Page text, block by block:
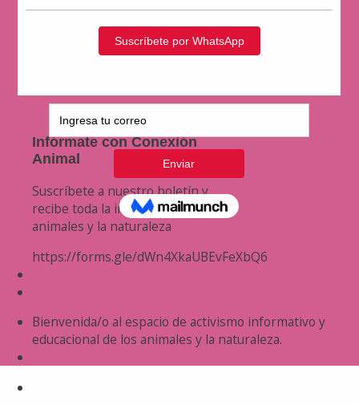
Infórmate con Conexión
Animal
Suscríbete a nuestro boletín y
recibe toda la información de los
animales y la naturaleza
https://forms.gle/dWn4XkaUBEvFeXbQ6
Bienvenida/o al espacio de activismo informativo y
educacional de los animales y la naturaleza.